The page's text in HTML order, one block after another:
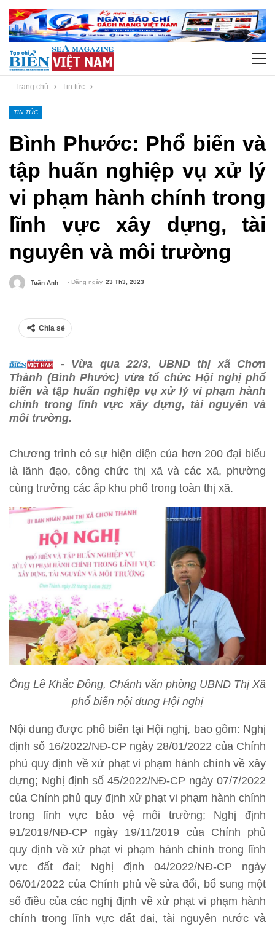
Trang chủ Tin tức
TIN TỨC
Bình Phước: Phổ biến và
tập huấn nghiệp vụ xử lý
vi phạm hành chính trong
lĩnh vực xây dựng, tài
nguyên và môi trường
Tuấn Anh - Đăng ngày 23 Th3, 2023
Chia sẻ
- Vừa qua 22/3, UBND thị xã Chơn
Thành (Bình Phước) vừa tổ chức Hội nghị phổ
biến và tập huấn nghiệp vụ xử lý vi phạm hành
chính trong lĩnh vực xây dựng, tài nguyên và
môi trường.
Chương trình có sự hiện diện của hơn 200 đại biểu
là lãnh đạo, công chức thị xã và các xã, phường
cùng trưởng các ấp khu phố trong toàn thị xã.
Ông Lê Khắc Đồng, Chánh văn phòng UBND Thị Xã
phổ biến nội dung Hội nghị
Nội dung được phổ biến tại Hội nghị, bao gồm: Nghị
định số 16/2022/NĐ-CP ngày 28/01/2022 của Chính
phủ quy định về xử phạt vi phạm hành chính về xây
dựng; Nghị định số 45/2022/NĐ-CP ngày 07/7/2022
của Chính phủ quy định xử phạt vi phạm hành chính
trong lĩnh vực bảo vệ môi trường; Nghị định
91/2019/NĐ-CP ngày 19/11/2019 của Chính phủ
quy định về xử phạt vi phạm hành chính trong lĩnh
vực đất đai; Nghị định 04/2022/NĐ-CP ngày
06/01/2022 của Chính phủ về sửa đổi, bổ sung một
số điều của các nghị định về xử phạt vi phạm hành
chính trong lĩnh vực đất đai, tài nguyên nước và